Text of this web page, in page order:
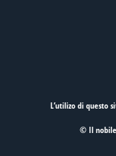
L’utilizo di questo
© Il